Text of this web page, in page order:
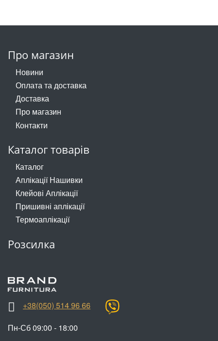
Про магазин
Новини
Оплата та доставка
Доставка
Про магазин
Контакти
Каталог товарів
Каталог
Аплікації Нашивки
Клейові Аплікації
Пришивні аплікації
Термоаплікації
Розсилка
+38(050) 514 96 66
Пн-Сб 09:00 - 18:00